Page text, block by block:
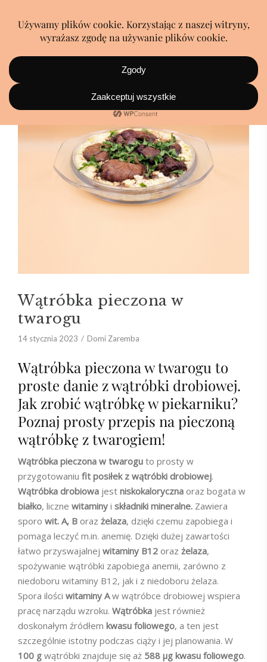
Wątróbka pieczona w
twarogu
14 stycznia 2023 Domi Zaremba
Wątróbka pieczona w twarogu to
proste danie z wątróbki drobiowej.
Jak zrobić wątróbkę w piekarniku?
Poznaj prosty przepis na pieczoną
wątróbkę z twarogiem!
Wątróbka pieczona w twarogu to prosty w
przygotowaniu fit posiłek z wątróbki drobiowej.
Wątróbka drobiowa jest niskokaloryczna oraz bogata w
białko, liczne witaminy i składniki mineralne. Zawiera
sporo wit. A, B oraz żelaza, dzięki czemu zapobiega i
pomaga leczyć m.in. anemię. Dzięki dużej zawartości
łatwo przyswajalnej witaminy B12 oraz żelaza,
spożywanie wątróbki zapobiega anemii, zarówno z
niedoboru witaminy B12, jak i z niedoboru żelaza.
Spora ilości witaminy Aw wątróbce drobiowej wspiera
pracę narządu wzroku. Wątróbka jest również
doskonałym źródłem kwasu foliowego, a ten jest
szczególnie istotny podczas ciąży i jej planowania. W
100 g wątróbki znajduje się aż 588 µg kwasu foliowego.